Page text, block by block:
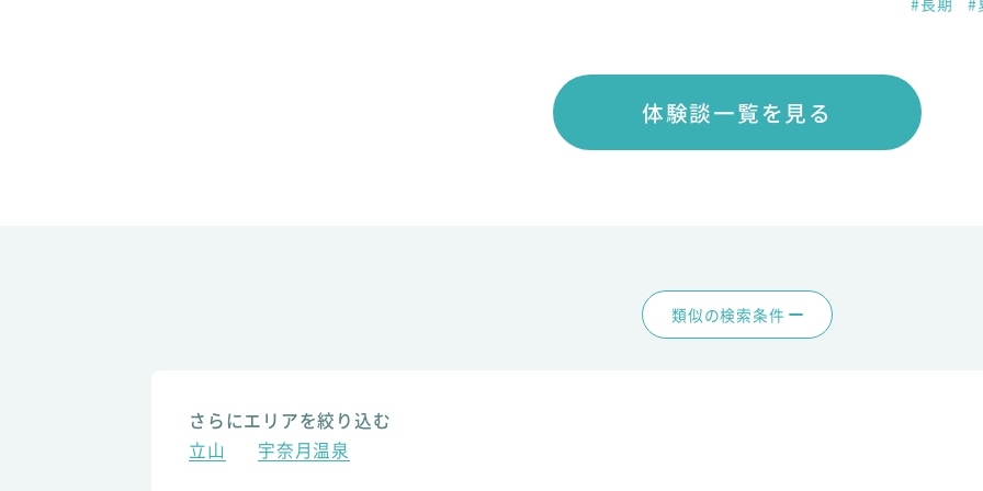
体験談一覧を見る
類似の検索条件
さらにエリアを絞り込む
立山
宇奈月温泉